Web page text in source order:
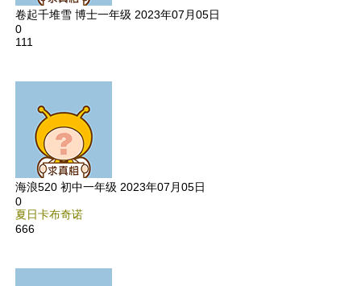
卷起千堆雪 博士一年级 2023年07月05日
0
111
海浪520 初中一年级 2023年07月05日
0
夏日卡布奇诺
666